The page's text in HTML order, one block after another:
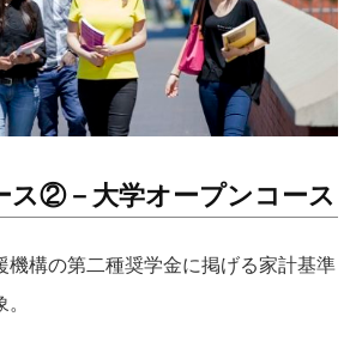
ス②－大学オープンコース
機構の第二種奨学金に掲げる家計基準